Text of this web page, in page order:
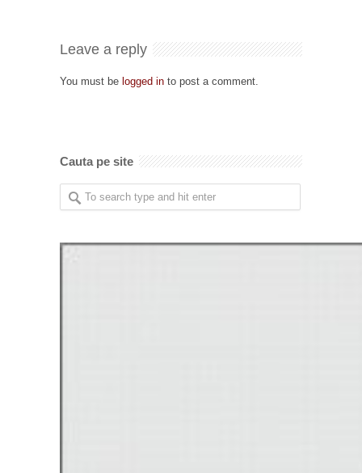
Leave a reply
You must be logged in to post a comment.
Cauta pe site